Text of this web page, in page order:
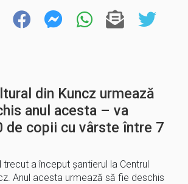
din Kuncz urmează
anul acesta – va
de copii cu vârste între 7
trecut a început șantierul la Centrul
Anul acesta urmează să fie deschis